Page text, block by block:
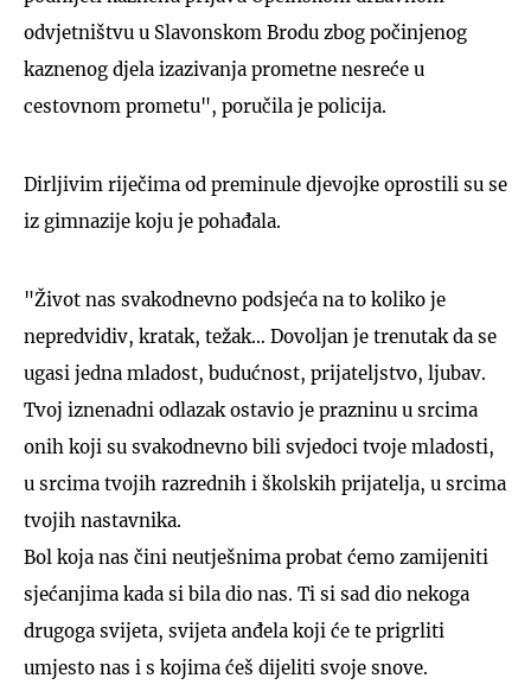
odvjetništvu u Slavonskom Brodu zbog počinjenog
kaznenog djela izazivanja prometne nesreće u
cestovnom prometu", poručila je policija.
Dirljivim riječima od preminule djevojke oprostili su se
iz gimnazije koju je pohađala.
"Život nas svakodnevno podsjeća na to koliko je
nepredvidiv, kratak, težak… Dovoljan je trenutak da se
ugasi jedna mladost, budućnost, prijateljstvo, ljubav.
Tvoj iznenadni odlazak ostavio je prazninu u srcima
onih koji su svakodnevno bili svjedoci tvoje mladosti,
u srcima tvojih razrednih i školskih prijatelja, u srcima
tvojih nastavnika.
Bol koja nas čini neutješnima probat ćemo zamijeniti
sjećanjima kada si bila dio nas. Ti si sad dio nekoga
drugoga svijeta, svijeta anđela koji će te prigrliti
umjesto nas i s kojima ćeš dijeliti svoje snove.